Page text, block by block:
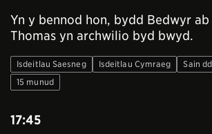
Yn y bennod hon, bydd Bedwyr ab
Thomas yn archwilio byd bwyd.
Isdeitlau Saesneg Isdeitlau Cymraeg
Sain
15 munud
17:45